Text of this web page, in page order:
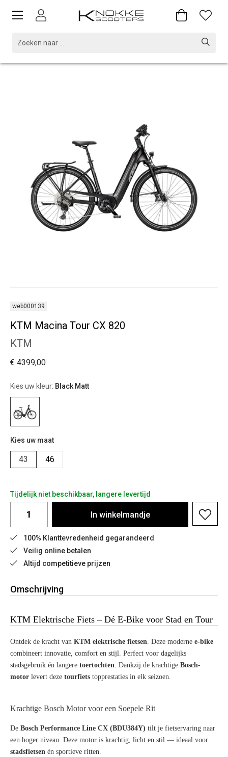
web000139
KTM Macina Tour CX 820
KTM
€ 4399,00
Kies uw kleur: Black Matt
Kies uw maat
43 46
Tijdelijk niet beschikbaar, langere levertijd
In winkelmandje
100% Klanttevredenheid gegarandeerd
Veilig online betalen
Altijd competitieve prijzen
Omschrijving
KTM Elektrische Fiets – Dé E-Bike voor Stad en Tour
Ontdek de kracht van KTM elektrische fietsen. Deze moderne e-bike
combineert innovatie, comfort en stijl. Perfect voor dagelijks
stadsgebruik én langere toertochten. Dankzij de krachtige Bosch-
motor levert deze tourfiets topprestaties in elk seizoen.
Krachtige Bosch Motor voor een Soepele Rit
De Bosch Performance Line CX (BDU384Y) tilt je fietservaring naar
een hoger niveau. Deze motor is krachtig, licht en stil — ideaal voor
stadsfietsen én sportieve ritten.